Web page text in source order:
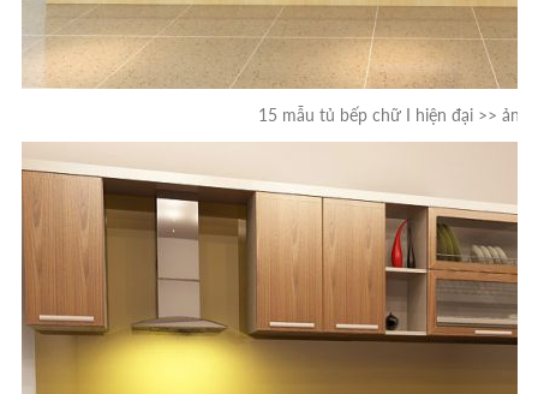
15 mẫu tủ bếp chữ I hiện đại >> ảnh